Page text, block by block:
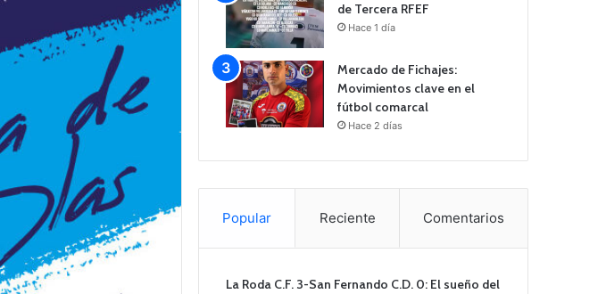
de Tercera RFEF
Hace 1 día
Mercado de Fichajes:
Movimientos clave en el
fútbol comarcal
Hace 2 días
Popular Reciente Comentarios
La Roda C.F. 3-San Fernando C.D. 0: El sueño del